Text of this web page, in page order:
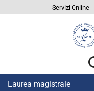
Servizi Online
Laurea magistrale